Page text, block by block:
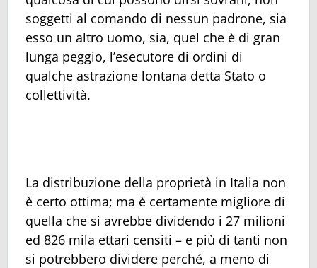
soggetti al comando di nessun padrone, sia
esso un altro uomo, sia, quel che è di gran
lunga peggio, l’esecutore di ordini di
qualche astrazione lontana detta Stato o
collettività.
La distribuzione della proprietà in Italia non
è certo ottima; ma è certamente migliore di
quella che si avrebbe dividendo i 27 milioni
ed 826 mila ettari censiti – e più di tanti non
si potrebbero dividere perché, a meno di